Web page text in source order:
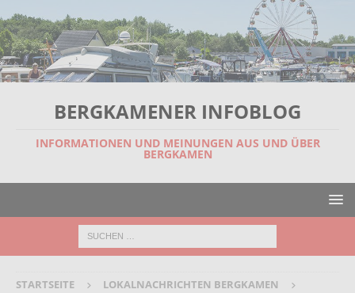
BERGKAMENER INFOBLOG
INFORMATIONEN UND MEINUNGEN AUS UND ÜBER
BERGKAMEN
STARTSEITE
LOKALNACHRICHTEN BERGKAMEN